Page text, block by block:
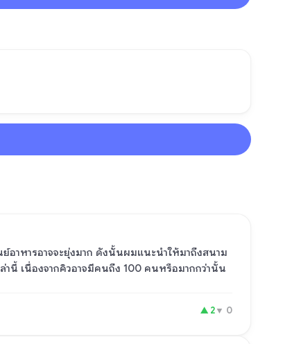
อาหารอาจจะยุ่งมาก ดังนั้นผมแนะนำให้มาถึงสนาม
ล่านี้ เนื่องจากคิวอาจมีคนถึง 100 คนหรือมากกว่านั้น
▲ 2▼ 0